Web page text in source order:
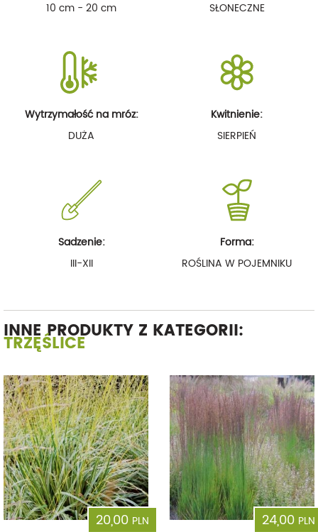
10 cm - 20 cm SŁONECZNE
Wytrzymałość na mróz:
DUŻA
Kwitnienie:
SIERPIEŃ
Sadzenie:
III-XII
Forma:
ROŚLINA W POJEMNIKU
INNE PRODUKTY Z KATEGORII:
TRZĘŚLICE
20,00 PLN
24,00 PLN